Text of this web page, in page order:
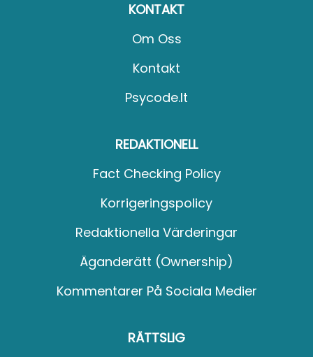
KONTAKT
Om Oss
Kontakt
Psycode.it
REDAKTIONELL
Fact Checking Policy
Korrigeringspolicy
Redaktionella Värderingar
Äganderätt (Ownership)
Kommentarer På Sociala Medier
RÄTTSLIG